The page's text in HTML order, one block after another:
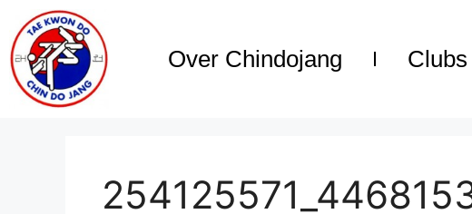
Over Chindojang Clubs